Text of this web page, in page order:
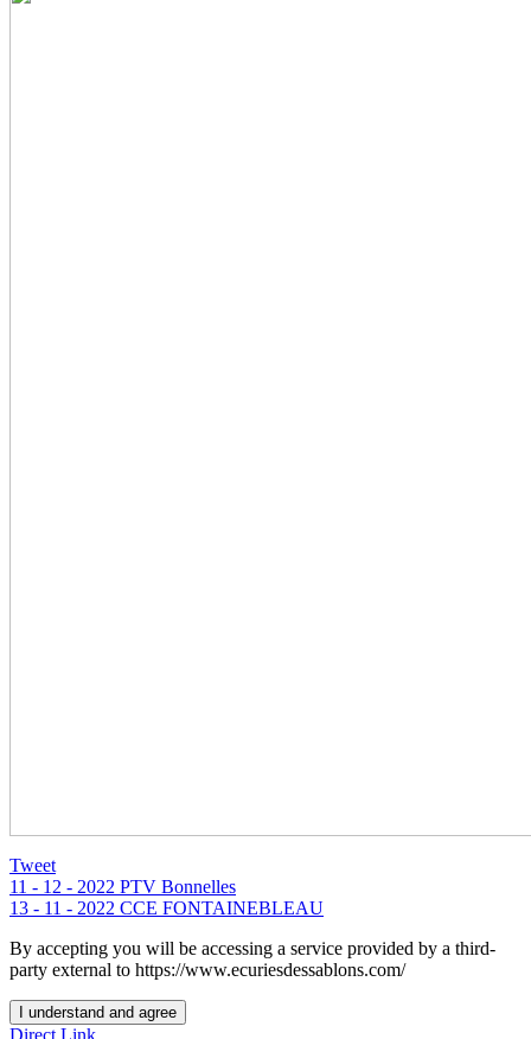
Tweet
11 - 12 - 2022 PTV Bonnelles
13 - 11 - 2022 CCE FONTAINEBLEAU
By accepting you will be accessing a service provided by a third-
party external to https://www.ecuriesdessablons.com/
I understand and agree
Direct Link